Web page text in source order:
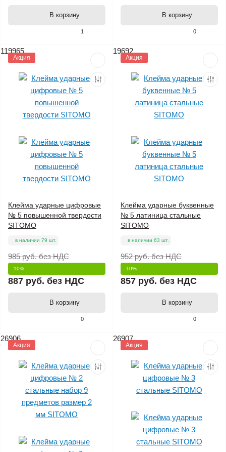
1
В корзину
0
В корзину
119965
Акция
0
Клейма ударные цифровые
№ 5 повышенной твердости
SITOMO
в наличии 79 шт.
985 руб.без НДС
-10%
887 руб. без НДС
В корзину
19692
Акция
0
Клейма ударные буквенные
№ 5 латиница стальные
SITOMO
в наличии 63 шт.
952 руб.без НДС
-10%
857 руб. без НДС
В корзину
26906
Акция
26907
Акция